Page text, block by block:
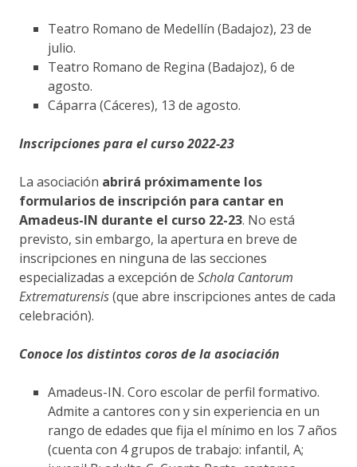
Teatro Romano de Medellín (Badajoz), 23 de
julio.
Teatro Romano de Regina (Badajoz), 6 de
agosto.
Cáparra (Cáceres), 13 de agosto.
Inscripciones para el curso 2022-23
La asociación abrirá próximamente los
formularios de inscripción para cantar en
Amadeus-IN durante el curso 22-23. No está
previsto, sin embargo, la apertura en breve de
inscripciones en ninguna de las secciones
especializadas a excepción de Schola Cantorum
Extrematurensis(que abre inscripciones antes de cada
celebración).
Conoce los distintos coros de la asociación
Amadeus-IN. Coro escolar de perfil formativo.
Admite a cantores con y sin experiencia en un
rango de edades que fija el mínimo en los 7 años
(cuenta con 4 grupos de trabajo: infantil, A;